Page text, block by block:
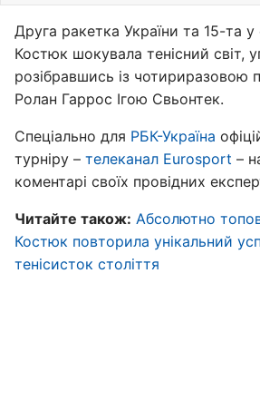
Друга ракетка України та 15-та у
Костюк шокувала тенісний світ,
розібравшись із
Ролан Гаррос Ігою Свьонтек.
Спеціально для РБК-Україна
турніру – телеканал Eurosport –
коментарі своїх провідних
Читайте також: Абсолютно
Костюк повторила унікальний
тенісисток століття